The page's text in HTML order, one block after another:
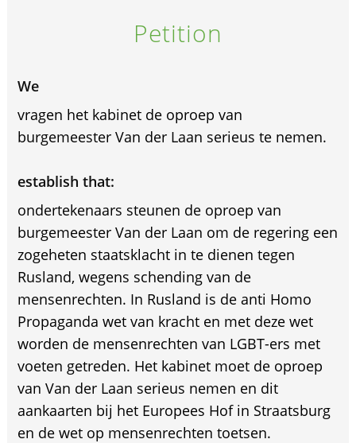
Petition
We
vragen het kabinet de oproep van
burgemeester Van der Laan serieus te nemen.
establish that:
ondertekenaars steunen de oproep van
burgemeester Van der Laan om de regering een
zogeheten staatsklacht in te dienen tegen
Rusland, wegens schending van de
mensenrechten. In Rusland is de anti Homo
Propaganda wet van kracht en met deze wet
worden de mensenrechten van LGBT-ers met
voeten getreden. Het kabinet moet de oproep
van Van der Laan serieus nemen en dit
aankaarten bij het Europees Hof in Straatsburg
en de wet op mensenrechten toetsen.